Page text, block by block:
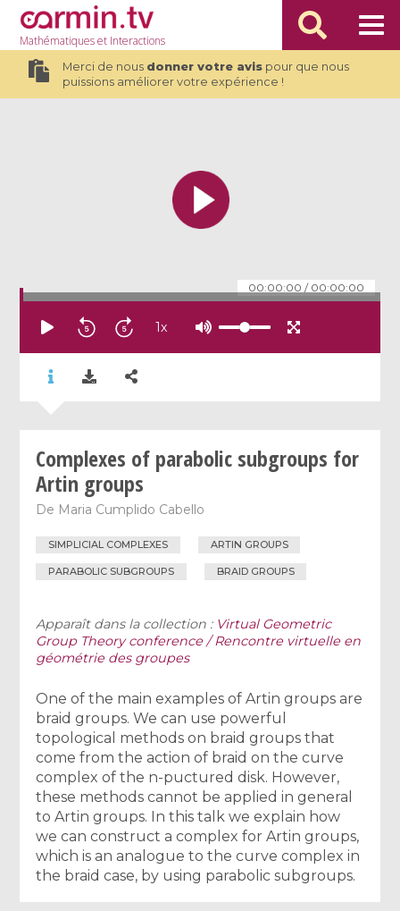
Mathématiqueset Interactions
Merci de nous donner votre avispour que nous
puissions améliorer votre expérience !
00:00:00 / 00:00:00
1x
Complexes of parabolic subgroups for
Artin groups
De Maria Cumplido Cabello
SIMPLICIAL COMPLEXES ARTIN GROUPS
PARABOLIC SUBGROUPS BRAID GROUPS
Apparaît dans la collection : Virtual Geometric
Group Theory conference / Rencontre virtuelle en
géométrie des groupes
One of the main examples of Artin groups are
braid groups. We can use powerful
topological methods on braid groups that
come from the action of braid on the curve
complex of the n-puctured disk. However,
these methods cannot be applied in general
to Artin groups. In this talk we explain how
we can construct a complex for Artin groups,
which is an analogue to the curve complex in
the braid case, by using parabolic subgroups.